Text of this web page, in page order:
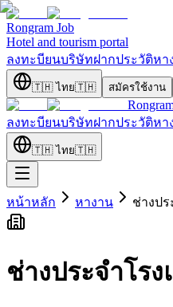
Rongram Job
Hotel and tourism portal
ลงทะบียนบริษัทฝากประวัติหา
🇹🇭 ไทย🇹🇭 สมัครใช้งาน
ลงทะบียนบริษัทฝากประวัติหา
🇹🇭 ไทย🇹🇭
หน้าหลัก หางาน ช่างปร
ช่างประจำโรง